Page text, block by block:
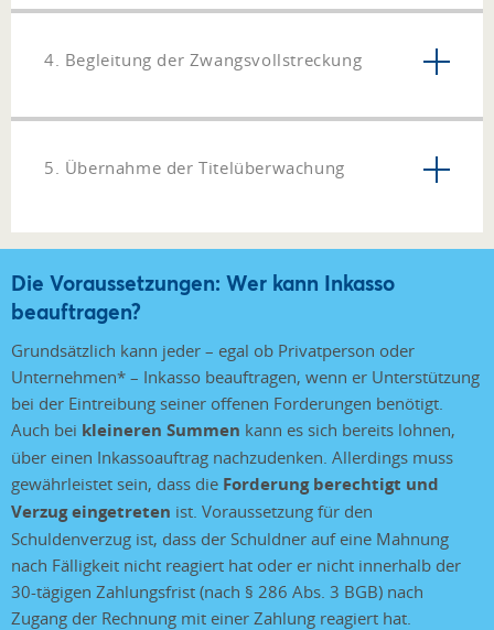
4. Begleitung der Zwangsvollstreckung
5. Übernahme der Titelüberwachung
Die Voraussetzungen: Wer kann Inkasso
beauftragen?
Grundsätzlich kann jeder – egal ob Privatperson oder
Unternehmen* – Inkasso beauftragen, wenn er Unterstützung
bei der Eintreibung seiner offenen Forderungen benötigt.
Auch bei kleineren Summen kann es sich bereits lohnen,
über einen Inkassoauftrag nachzudenken. Allerdings muss
gewährleistet sein, dass die Forderung berechtigt und
Verzug eingetreten ist. Voraussetzung für den
Schuldenverzug ist, dass der Schuldner auf eine Mahnung
nach Fälligkeit nicht reagiert hat oder er nicht innerhalb der
30-tägigen Zahlungsfrist (nach § 286 Abs. 3 BGB) nach
Zugang der Rechnung mit einer Zahlung reagiert hat.